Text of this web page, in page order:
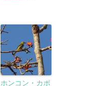
ホンコン・カポ